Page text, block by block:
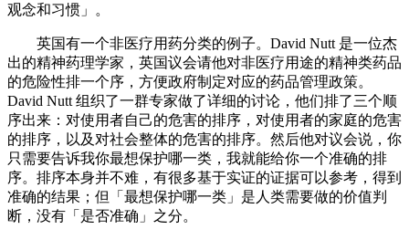
观念和习惯」。
英国有一个非医疗用药分类的例子。David Nutt 是一位杰
出的精神药理学家，英国议会请他对非医疗用途的精神类药品
的危险性排一个序，方便政府制定对应的药品管理政策。
David Nutt 组织了一群专家做了详细的讨论，他们排了三个顺
序出来：对使用者自己的危害的排序，对使用者的家庭的危害
的排序，以及对社会整体的危害的排序。然后他对议会说，你
只需要告诉我你最想保护哪一类，我就能给你一个准确的排
序。排序本身并不难，有很多基于实证的证据可以参考，得到
准确的结果；但「最想保护哪一类」是人类需要做的价值判
断，没有「是否准确」之分。